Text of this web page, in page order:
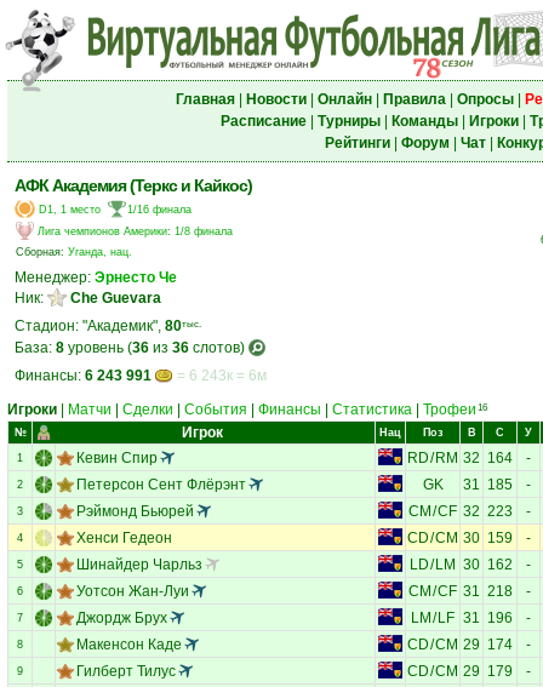
Главная| Новости| Онлайн| Правила| Опросы|
Расписание| Турниры| Команды| Игроки|
Рейтинги| Форум Чат|
АФК Академия (Теркс и Кайкос)
D1, 1 место
1/16 финала
Лига чемпионов Америки: 1/8 финала
Сборная: Уганда, нац.
Менеджер: Эрнесто Че
Ник:
Che Guevara
Стадион: "Академик", 80тыс.
База: 8 уровень (36 из 36 слотов)
Финансы: 6 243 991 = 6 243к = 6м
Игроки Матчи Сделки События Финансы Статистика Трофеи 16
№ Игрок Нац Поз В С У
1 Кевин Спир RD/ RM 32 164 -
2 Петерсон Сент Флёрэнт GK 31 185 -
3 Рэймонд Бьюрей CM /CF 32 223 -
4 Хенси Гедеон CD/CM 30 159 -
5 Шинайдер Чарльз LD/ LM 30 162 -
6 Уотсон Жан-Луи CM /CF 31 218 -
7 Джордж Брух LM / LF 31 196 -
8 Макенсон Каде CD/CM 29 174 -
9 Гилберт Тилус CD/CM 29 179 -